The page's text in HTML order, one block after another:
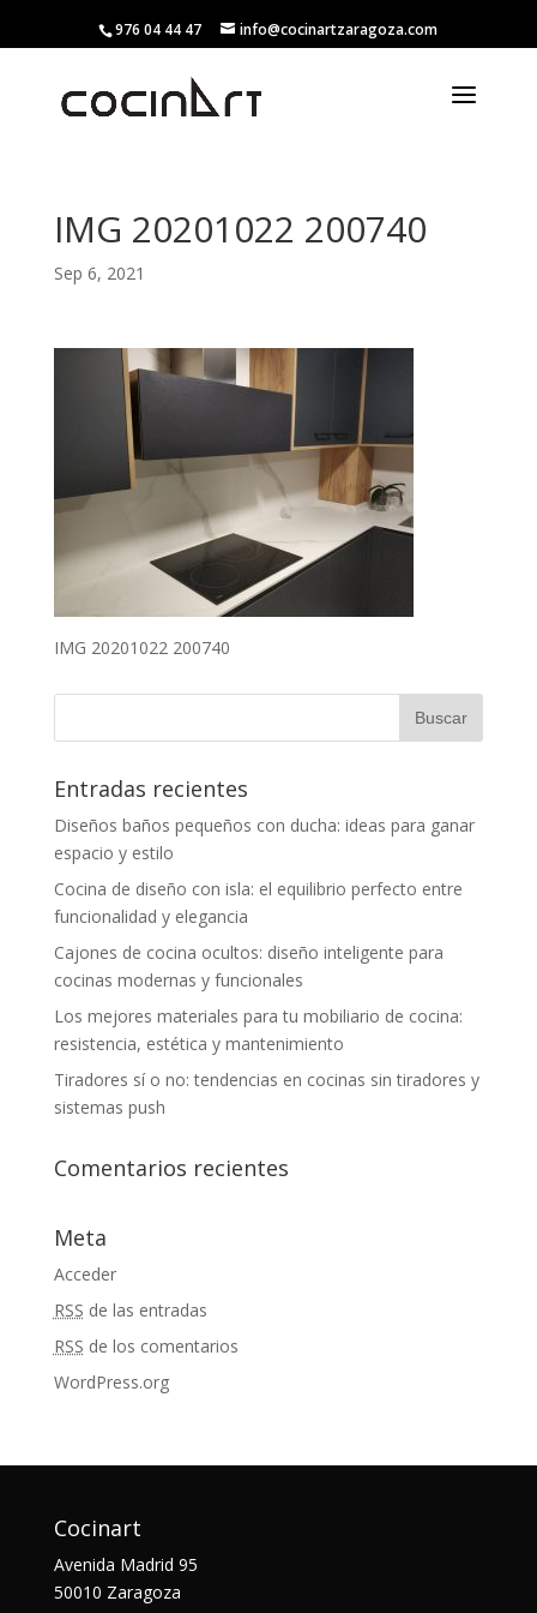
976 04 44 47 info@cocinartzaragoza.com
IMG 20201022 200740
Sep 6, 2021
IMG 20201022 200740
Entradas recientes
Diseños baños pequeños con ducha: ideas para ganar
espacio y estilo
Cocina de diseño con isla: el equilibrio perfecto entre
funcionalidad y elegancia
Cajones de cocina ocultos: diseño inteligente para
cocinas modernas y funcionales
Los mejores materiales para tu mobiliario de cocina:
resistencia, estética y mantenimiento
Tiradores sí o no: tendencias en cocinas sin tiradores y
sistemas push
Comentarios recientes
Meta
Acceder
RSS de las entradas
RSS de los comentarios
WordPress.org
Cocinart
Avenida Madrid 95
50010 Zaragoza